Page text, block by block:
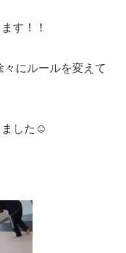
す！！
にルールを変えて
ました☺